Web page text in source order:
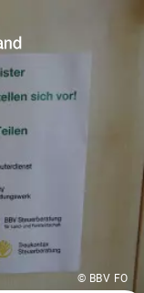
© BBV FO